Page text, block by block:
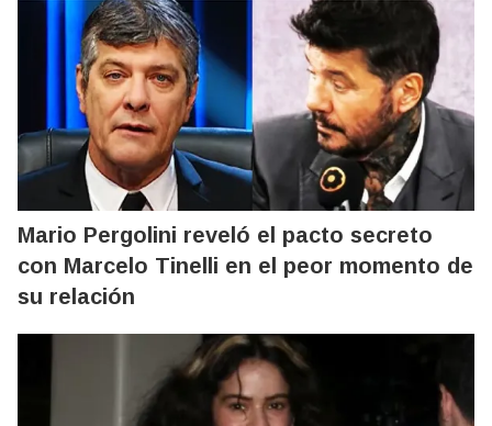
Mario Pergolini reveló el pacto secreto
con Marcelo Tinelli en el peor momento de
su relación